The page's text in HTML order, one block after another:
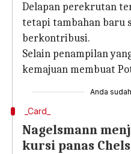
Delapan perekrutan
tetapi tambahan baru
berkontribusi.
Selain penampilan
kemajuan membuat
Anda sudah
_Card_
Nagelsmann
kursi panas